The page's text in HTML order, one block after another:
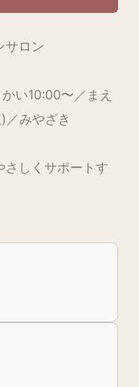
サロン
い10:00〜／まえ
みやざき
さしくサポートす